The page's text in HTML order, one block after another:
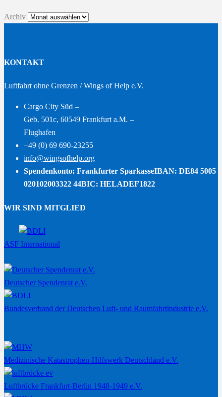
Archiv
KONTAKT
Luftfahrt ohne Grenzen / Wings of Help e.V.
Cargo City Süd –
Geb. 501c, 60549 Frankfurt a.M. –
Flughafen
+49 (0) 69 690-23255
info@wingsofhelp.org
Spendenkonto: Frankfurter SparkasseIBAN: DE84 5005
020102003322 44BIC: HELADEF1822
WIR SIND MITGLIED
ASF International
Deutscher Spendenrat e.V.
Bundesverband der Deutschen Luft- und Raumfahrtindustrie e.V.
Medizinische Katastrophen-Hilfswerk Deutschland e.V.
Luftbrücke Frankfurt-Berlin 1948-1949 e.V.